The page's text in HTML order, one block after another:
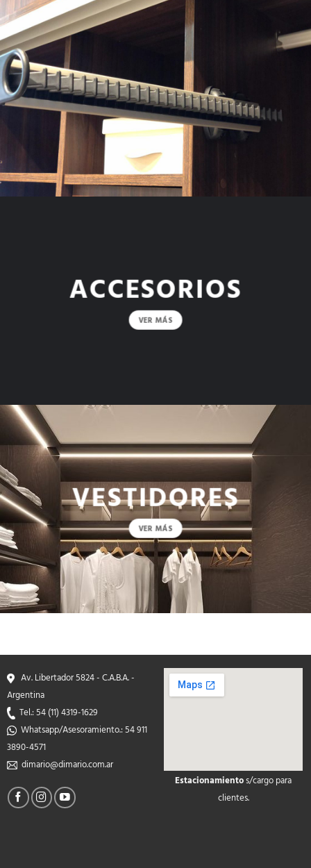
ACCESORIOS
VER MÁS
VESTIDORES
VER MÁS
Av. Libertador 5824 - C.A.B.A. -
Argentina
Tel.: 54 (11) 4319-1629
Whatsapp/Asesoramiento.: 54 911
3890-4571
dimario@dimario.com.ar
soap2day
google maps on your
Estacionamientos/cargo para
clientes.